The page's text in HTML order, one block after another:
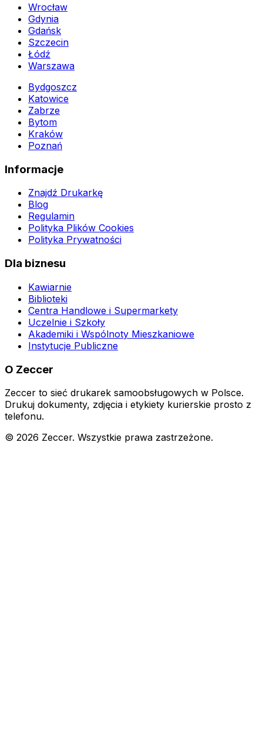
Wrocław
Gdynia
Gdańsk
Szczecin
Łódź
Warszawa
Bydgoszcz
Katowice
Zabrze
Bytom
Kraków
Poznań
Informacje
Znajdź Drukarkę
Blog
Regulamin
Polityka Plików Cookies
Polityka Prywatności
Dla biznesu
Kawiarnie
Biblioteki
Centra Handlowe i Supermarkety
Uczelnie i Szkoły
Akademiki i Wspólnoty Mieszkaniowe
Instytucje Publiczne
O Zeccer
Zeccer to sieć drukarek samoobsługowych w Polsce.
Drukuj dokumenty, zdjęcia i etykiety kurierskie prosto z
telefonu.
© 2026 Zeccer. Wszystkie prawa zastrzeżone.